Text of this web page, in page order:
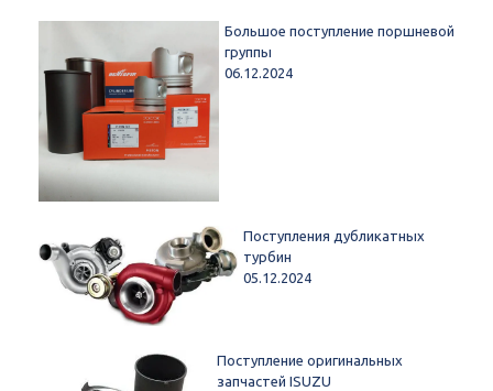
Большое поступление поршневой
группы
06.12.2024
Поступления дубликатных
турбин
05.12.2024
Поступление оригинальных
запчастей ISUZU